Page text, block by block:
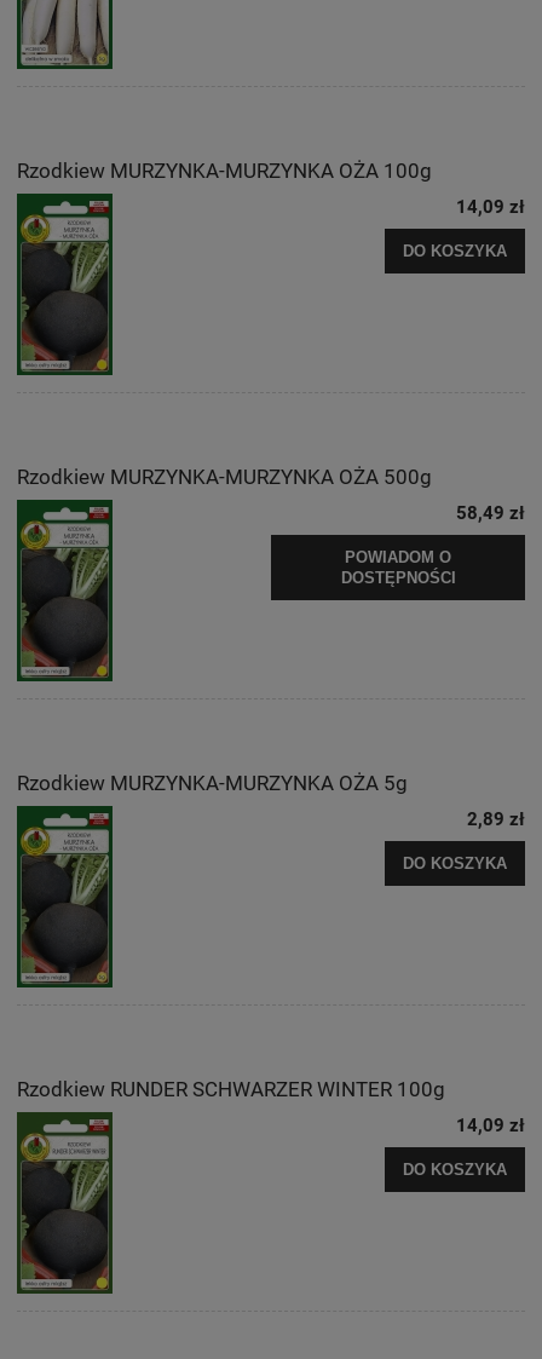
Rzodkiew MURZYNKA-MURZYNKA OŻA 100g
14,09 zł
DO KOSZYKA
Rzodkiew MURZYNKA-MURZYNKA OŻA 500g
58,49 zł
POWIADOM O
DOSTĘPNOŚCI
Rzodkiew MURZYNKA-MURZYNKA OŻA 5g
2,89 zł
DO KOSZYKA
Rzodkiew RUNDER SCHWARZER WINTER 100g
14,09 zł
DO KOSZYKA